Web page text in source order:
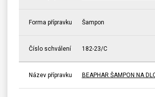
Forma přípravku Šampon
Číslo schválení 182-23/C
Název přípravku BEAPHAR ŠAMPON NA